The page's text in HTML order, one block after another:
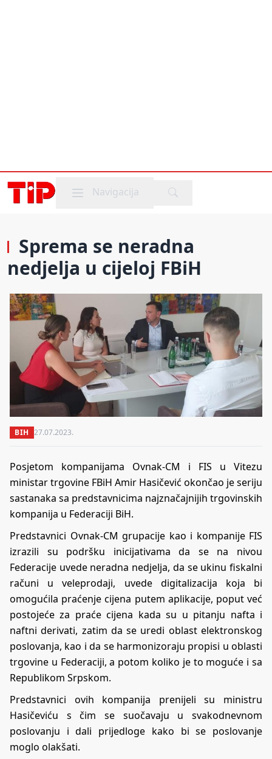
Mobile menu
Navigacija
Sprema se neradna
nedjelja u cijeloj FBiH
BIH 27.07.2023.
Posjetom kompanijama Ovnak-CM i FIS u Vitezu
ministar trgovine FBiH Amir Hasičević okončao je seriju
sastanaka sa predstavnicima najznačajnijih trgovinskih
kompanija u Federaciji BiH.
Predstavnici Ovnak-CM grupacije kao i kompanije FIS
izrazili su podršku inicijativama da se na nivou
Federacije uvede neradna nedjelja, da se ukinu fiskalni
računi u veleprodaji, uvede digitalizacija koja bi
omogućila praćenje cijena putem aplikacije, poput već
postojeće za praće cijena kada su u pitanju nafta i
naftni derivati, zatim da se uredi oblast elektronskog
poslovanja, kao i da se harmonizoraju propisi u oblasti
trgovine u Federaciji, a potom koliko je to moguće i sa
Republikom Srpskom.
Predstavnici ovih kompanija prenijeli su ministru
Hasičeviću s čim se suočavaju u svakodnevnom
poslovanju i dali prijedloge kako bi se poslovanje
moglo olakšati.